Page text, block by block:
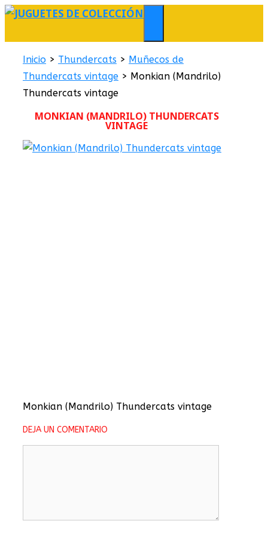
Saltar
contenido
MENÚ
Inicio > Thundercats > Muñecos de
Thundercats vintage > Monkian (Mandrilo)
Thundercats vintage
MONKIAN (MANDRILO) THUNDERCATS
VINTAGE
Monkian (Mandrilo) Thundercats vintage
DEJA UN COMENTARIO